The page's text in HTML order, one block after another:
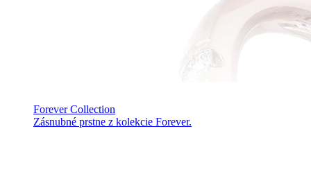
Forever Collection
Zásnubné prstne z kolekcie Forever.